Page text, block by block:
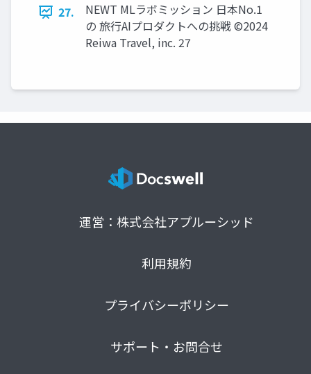
27.
NEWT MLラボミッション ⽇本No.1
の 旅⾏AIプロダクトへの挑戦 ©2024
Reiwa Travel, inc. 27
運営：株式会社アプルーシッド
利用規約
プライバシーポリシー
サポート・お問合せ